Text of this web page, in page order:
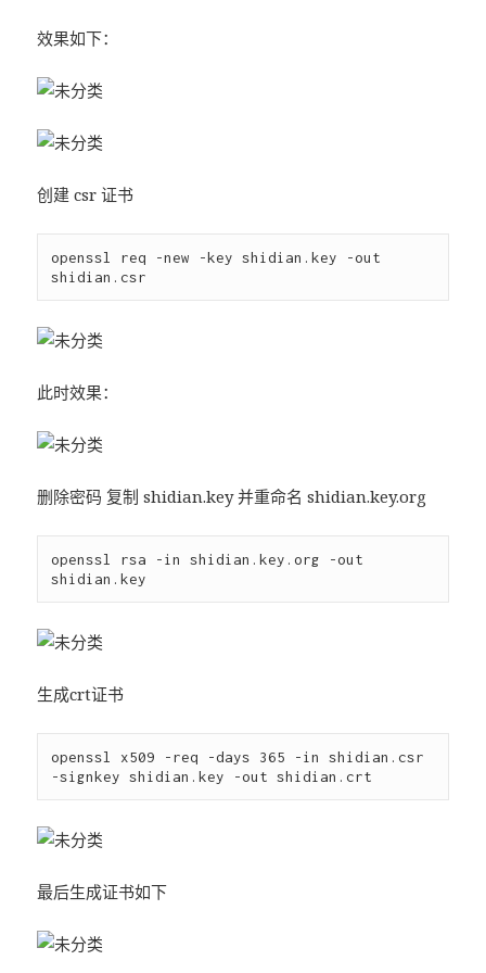
效果如下：
创建 csr 证书
openssl req -new -key shidian.key -out
此时效果：
删除密码 复制 shidian.key 并重命名 shidian.key.org
openssl rsa -in shidian.key.org -out
生成crt证书
openssl x509 -req -days 365 -in shidian.csr
最后生成证书如下